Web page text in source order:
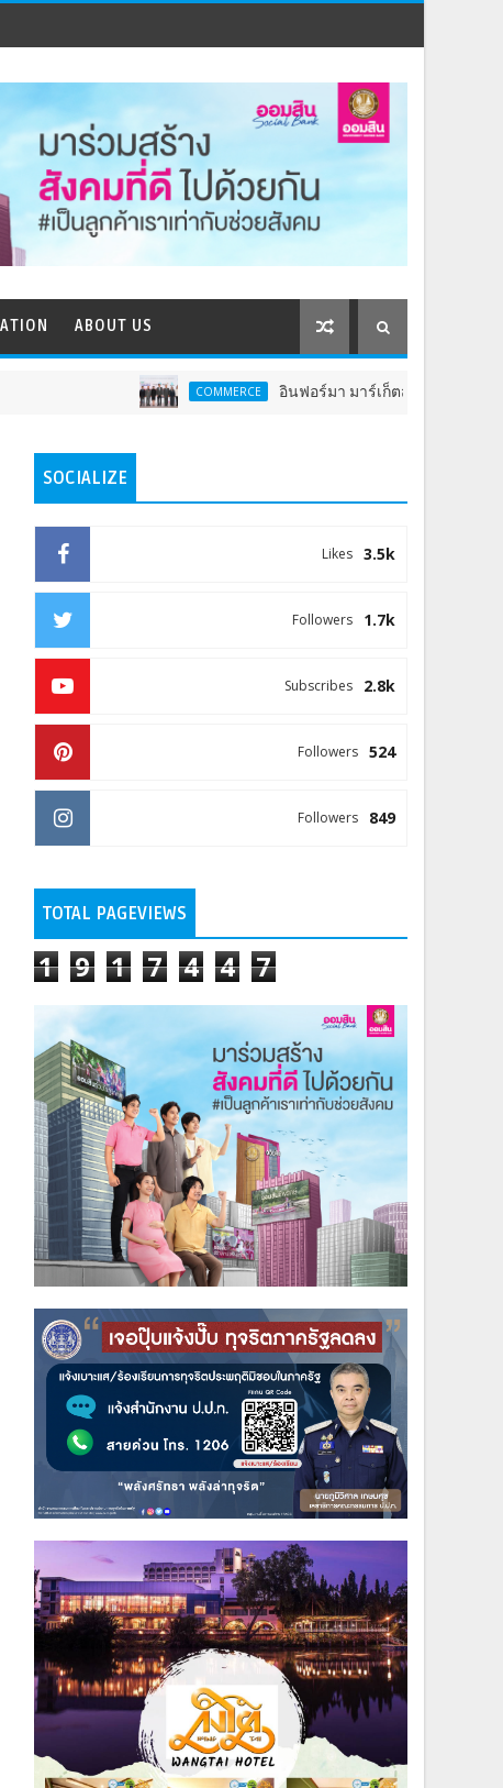
ABOUT US
COMMERCE อินฟอร์มา มาร์เก็ตส์ ผนึกเครือข่ายธุรกิจท่องเ
SOCIALIZE
3.5k
Likes
1.7k
Followers
2.8k
Subscribes
524
Followers
849
Followers
TOTAL PAGEVIEWS
1 9 1 7 4 4 7